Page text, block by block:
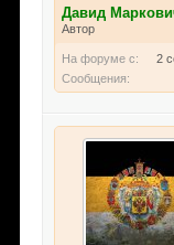
Давид
Автор
На форуме с:
2
Сообщения: